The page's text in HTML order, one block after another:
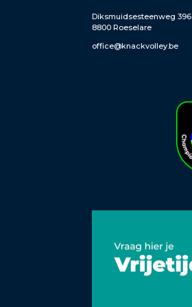
Diksmuidsesteenweg 396
8800 Roeselare
office@knackvolley.be